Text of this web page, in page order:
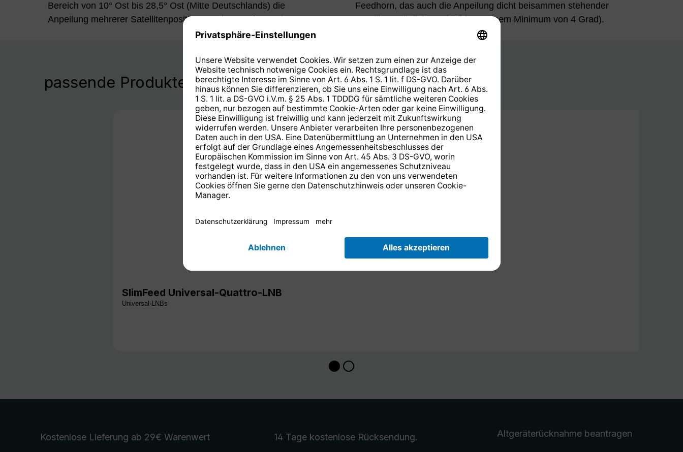
Bereich von 10° Ost bis 28,5° Ost (Mitte Deutschlands) die
Anpeilung mehrerer Satellitenpositionen. Die Anordnung der LNB-
Feedhorn, das auch die Anpeilung dicht beisammen stehender
Satelliten möglich macht (bis zu einem Minimum von 4 Grad).
passende Produkte
SlimFeed Universal-Quattro-LNB
Universal-LNBs
Kostenlose Lieferung ab 29€ Warenwert 14 Tage kostenlose Rücksendung. Altgeräterücknahme beantragen